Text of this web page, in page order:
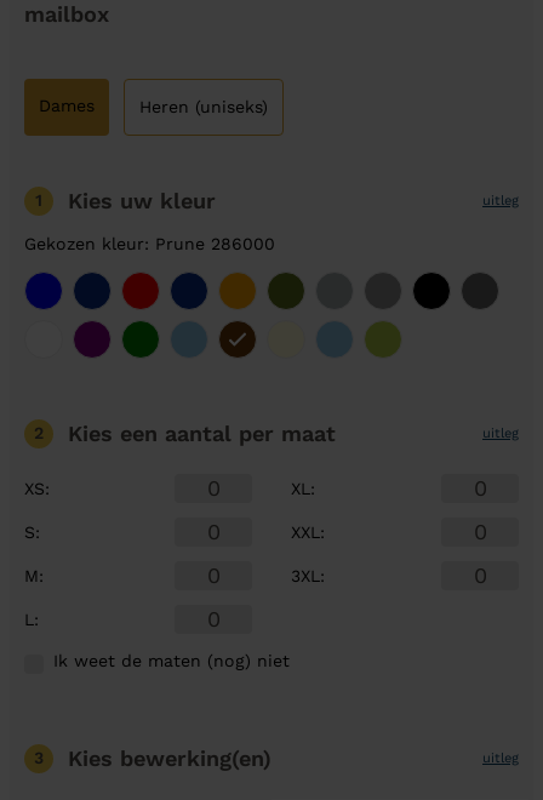
mailbox
Dames Heren (uniseks)
1 Kies uw kleur uitleg
Gekozen kleur: Prune 286000
2 Kies een aantal per maat uitleg
XS:
S:
M:
L :
XL :
XXL :
3XL :
Ik weet de maten (nog) niet
3 Kies bewerking(en) uitleg